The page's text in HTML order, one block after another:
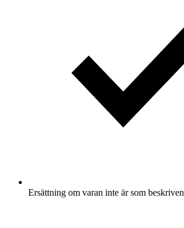
Ersättning om varan inte är som beskriven